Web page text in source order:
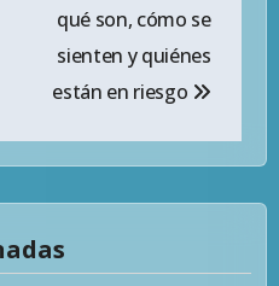
qué son, cómo se
sienten y quiénes
están en riesgo